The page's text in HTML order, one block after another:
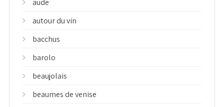
aude
autour du vin
bacchus
barolo
beaujolais
beaumes de venise